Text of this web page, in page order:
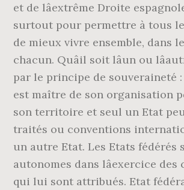
et de lâextrême Droite
surtout pour permettre à tous
de mieux vivre ensemble, dans
chacun. Quâil soit lâun ou
par le principe de souveraineté
est maître de son organisation
son territoire et seul un Etat
traités ou conventions
un autre Etat. Les Etats fédérés
autonomes dans lâexercice
qui lui sont attribués. Etat